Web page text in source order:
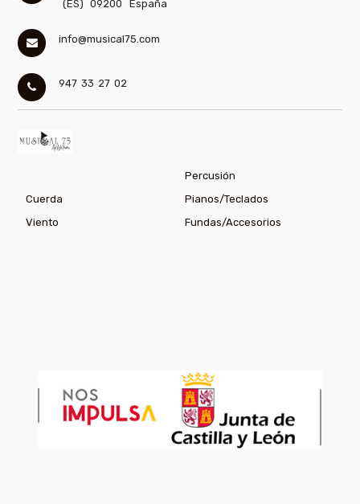
(ES)
09200 España
info@musical75.com
947 33 27 02
Percusión
Cuerda
Pianos/Teclados
Viento
Fundas/Accesorios